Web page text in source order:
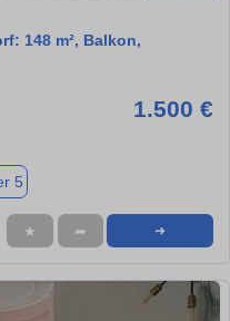
148 m², Balkon,
1.500 €
5
★ ➦ ➜